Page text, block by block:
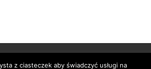
z ciasteczek aby świadczyć usługi na